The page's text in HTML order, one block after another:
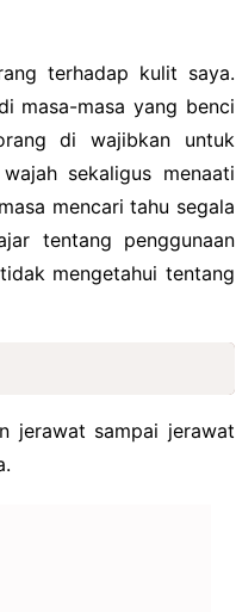
terhadap kulit saya.
masa-masa yang benci
di wajibkan untuk
sekaligus menaati
mencari tahu segala
tentang penggunaan
mengetahui tentang
jerawat sampai jerawat